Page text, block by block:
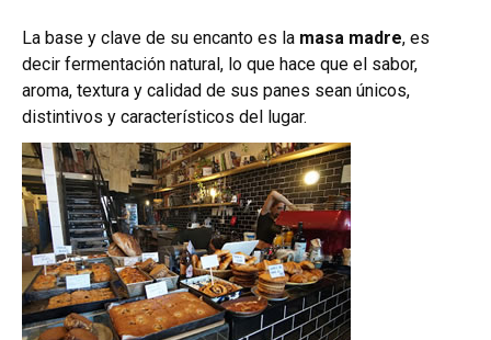
La base y clave de su encanto es la masa madre, es
decir fermentación natural, lo que hace que el sabor,
aroma, textura y calidad de sus panes sean únicos,
distintivos y característicos del lugar.